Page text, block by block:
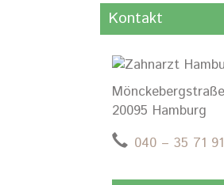
Kontakt
20095 Hamburg
040 – 35 71